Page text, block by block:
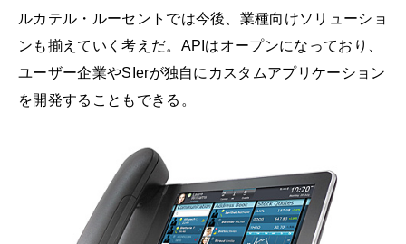
ルカテル・ルーセントでは今後、業種向けソリューショ
ンも揃えていく考えだ。APIはオープンになっており、
ユーザー企業やSIerが独自にカスタムアプリケーション
を開発することもできる。